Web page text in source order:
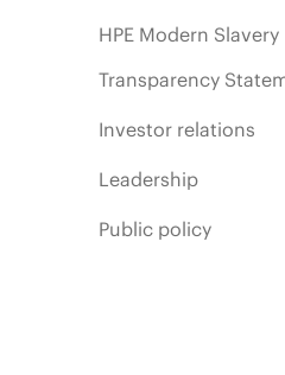
HPE Modern Slavery
Transparency
Investor relations
Leadership
Public policy